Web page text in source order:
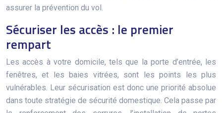
assurer la prévention du vol.
Sécuriser les accès : le premier
rempart
Les accès à votre domicile, tels que la porte d’entrée, les
fenêtres, et les baies vitrées, sont les points les plus
vulnérables. Leur sécurisation est donc une priorité absolue
dans toute stratégie de sécurité domestique. Cela passe par